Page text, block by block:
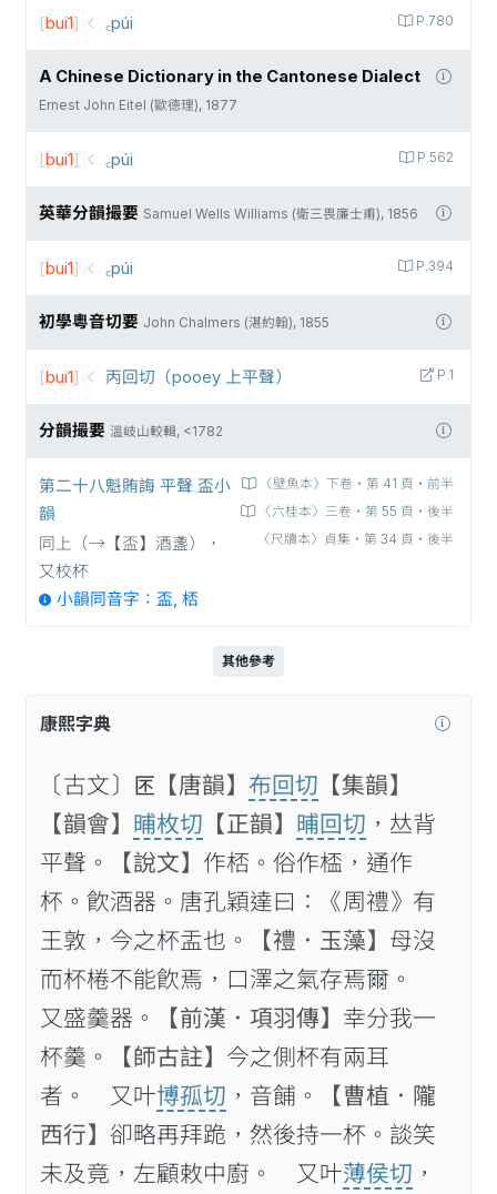
P.780
[bui1] ꜀púi
A Chinese Dictionary in the Cantonese Dialect
Ernest John Eitel (歐德理), 1877
P.562
[bui1] ꜀púi
英華分韻撮要 Samuel Wells Williams (衛三畏廉士甫), 1856
P.394
[bui1] ꜀púi
初學粵音切要 John Chalmers (湛約翰), 1855
P.1
[bui1] 丙回切（pooey 上平聲）
分韻撮要 溫岐山較輯, <1782
〈壁魚本〉下卷‧第 41 頁‧前半
〈六桂本〉三卷‧第 55 頁‧後半
〈尺牘本〉貞集‧第 34 頁‧後半
第二十八魁賄誨 平聲 盃小
韻
同上（→【盃】酒盞），
又校杯
小韻同音字：盃, 桮
其他參考
康熙字典
〔古文〕𠤯 【唐韻】 布回切 【集韻】
【韻會】 晡枚切 【正韻】 晡回切 ，𠀤背
平聲。
【說文】 作桮。俗作㮎，通作
杯。飮酒器。唐孔穎達曰：《周禮》有
王敦，今之杯盂也。
【禮．玉藻】 母沒
而杯棬不能飮焉，口澤之氣存焉爾。
又盛羹器。
【前漢．項羽傳】 幸分我一
杯羹。
【師古註】 今之側杯有兩耳
者。 又叶博孤切 ，音餔。
【曹植．隴
西行】 卻略再拜跪，然後持一杯。談笑
未及竟，左顧敕中廚。 又叶薄侯切 ，